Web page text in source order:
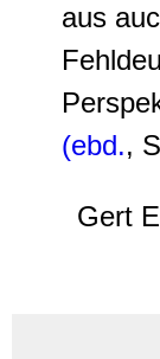
aus
(ebd.,
Gert